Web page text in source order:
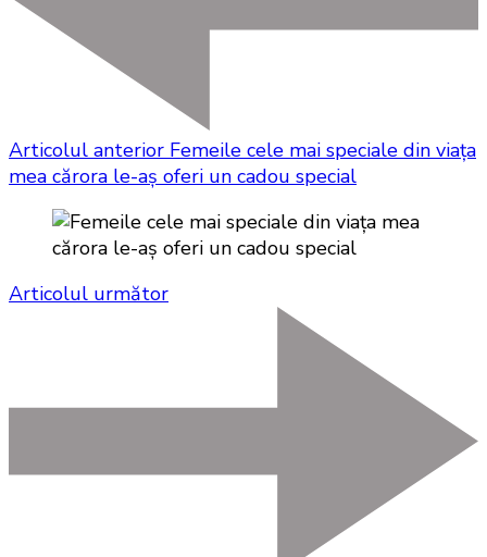
Articolul anterior Femeile cele mai speciale din viața
mea cărora le-aș oferi un cadou special
Articolul următor